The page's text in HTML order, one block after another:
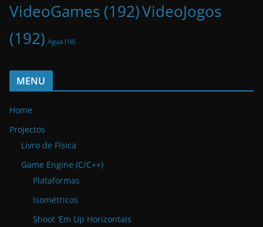
VideoGames (192)VideoJogos
(192) Água (18)
MENU
Home
Projectos
Livro de Física
Game Engine (C/C++)
Plataformas
Isométricos
Shoot ‘Em Up Horizontais